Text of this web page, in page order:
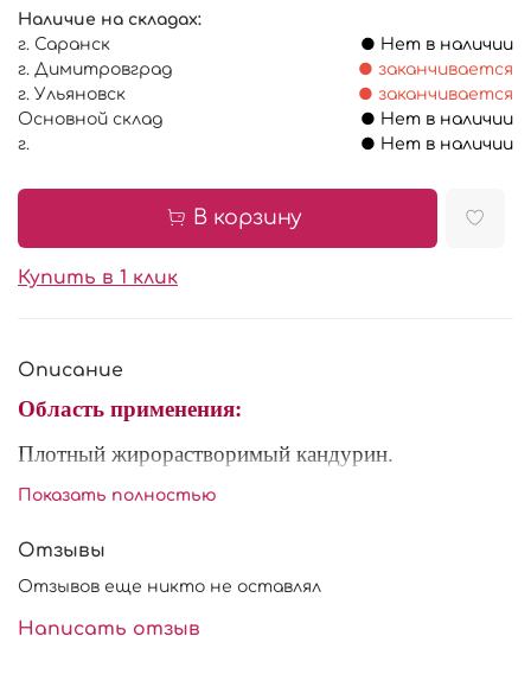
Наличие на складах:
г. Саранск
● Нет в наличии
г. Димитровград
● заканчивается
г. Ульяновск
● заканчивается
Основной склад
● Нет в наличии
г.
● Нет в наличии
В корзину
Купить в 1 клик
Описание
Область применения:
Плотный жирорастворимый кандурин.
Перламутровые эффектные пигменты прекрасно
кондитерских изделий. Также кандурином можно
окрашивать шоколад, глазурь, напитки, желе,
Показать полностью
Отзывы
Отзывов еще никто не оставлял
Написать отзыв